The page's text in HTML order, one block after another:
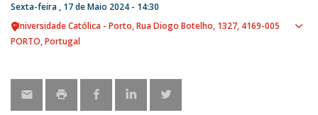
Sexta-feira , 17 de Maio 2024 - 14:30
Universidade Católica - Porto Rua Diogo Botelho, 1327 4169-005
PORTO Portugal